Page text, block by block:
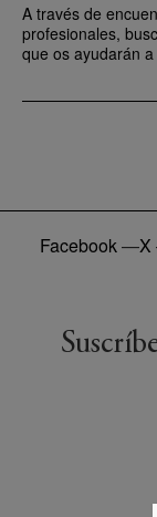
A través de
profesionales,
que os ayudarán
Facebook—X